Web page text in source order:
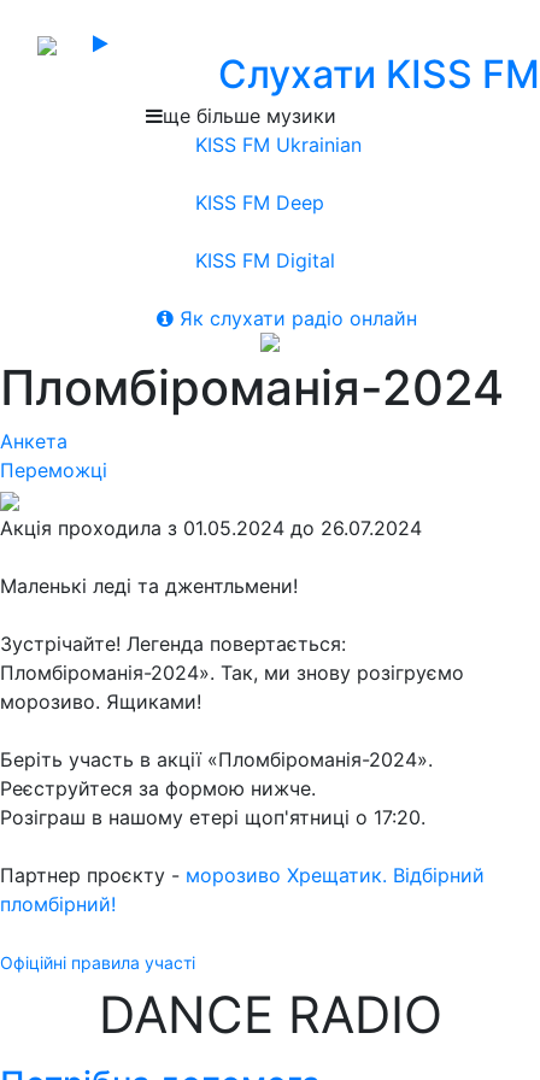
Слухати KISS FM
ще більше музики
KISS FM Ukrainian
KISS FM Deep
KISS FM Digital
Як слухати радіо онлайн
Пломбіроманія-2024
Анкета
Переможці
Акція проходила з 01.05.2024 до 26.07.2024
Маленькі леді та джентльмени!
Зустрічайте! Легенда повертається:
Пломбіроманія-2024». Так, ми знову розігруємо
морозиво. Ящиками!
Беріть участь в акції «Пломбіроманія-2024».
Реєструйтеся за формою нижче.
Розіграш в нашому етері щоп'ятниці о 17:20.
Партнер проєкту - морозиво Хрещатик. Відбірний
пломбірний!
Офіційні правила участі
DANCE RADIO